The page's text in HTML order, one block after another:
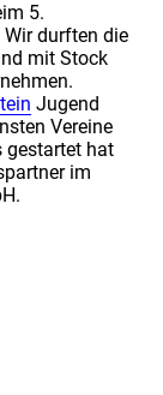
5.
durften die
mit Stock
Jugend
Vereine
gestartet hat
im